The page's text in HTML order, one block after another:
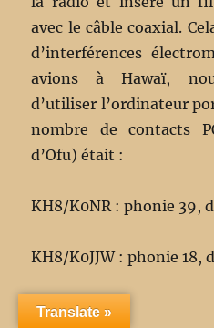
avec le câble coaxial.
d’interférences
avions à Hawaï,
d’utiliser l’ordinateur
nombre de contacts
d’Ofu) était :
KH8/K0NR : phonie 39,
KH8/K0JJW : phonie 18,
Île d’Ofu
Translate »